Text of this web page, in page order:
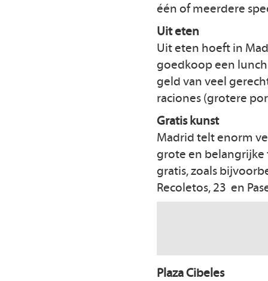
één of meerdere
Uit eten
Uit eten hoeft in
goedkoop een
geld van veel
raciones (grotere
Gratis kunst
Madrid telt enorm
grote en
gratis, zoals
Recoletos, 23 en
Plaza Cibeles